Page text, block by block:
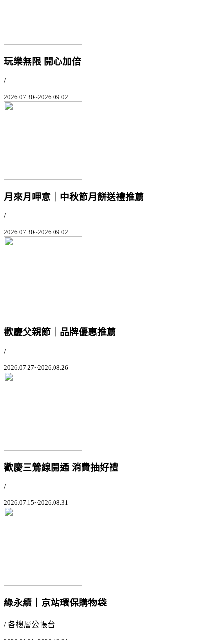
玩樂無限 開心加倍
/
2026.07.30~2026.09.02
月來月呷意｜中秋節月餅送禮推薦
/
2026.07.30~2026.09.02
歡慶父親節｜品牌優惠推薦
/
2026.07.27~2026.08.26
歡慶三鶯線開通 消費抽好禮
/
2026.07.15~2026.08.31
綠永續｜京站環保購物袋
/ 各樓層公帳台